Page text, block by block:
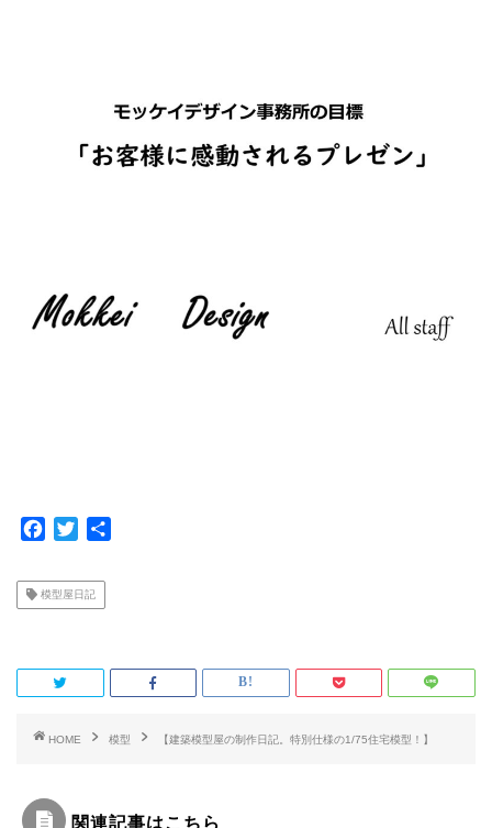
c
e
o
k
i
t
r
模型屋日記
HOME 模型 【建築模型屋の制作日記。特別仕様の1/75住宅模型！】
関連記事はこちら